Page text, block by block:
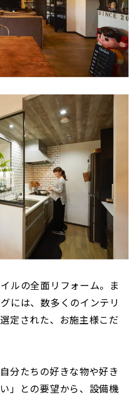
ルの全面リフォーム。ま
には、数多くのインテリ
定された、お施主様こだ
分たちの好きな物や好き
」との要望から、設備機